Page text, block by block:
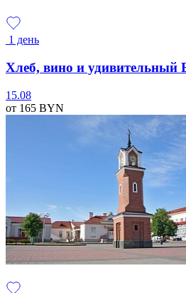
1 день
Хлеб, вино и удивительный
15.08
от 165 BYN